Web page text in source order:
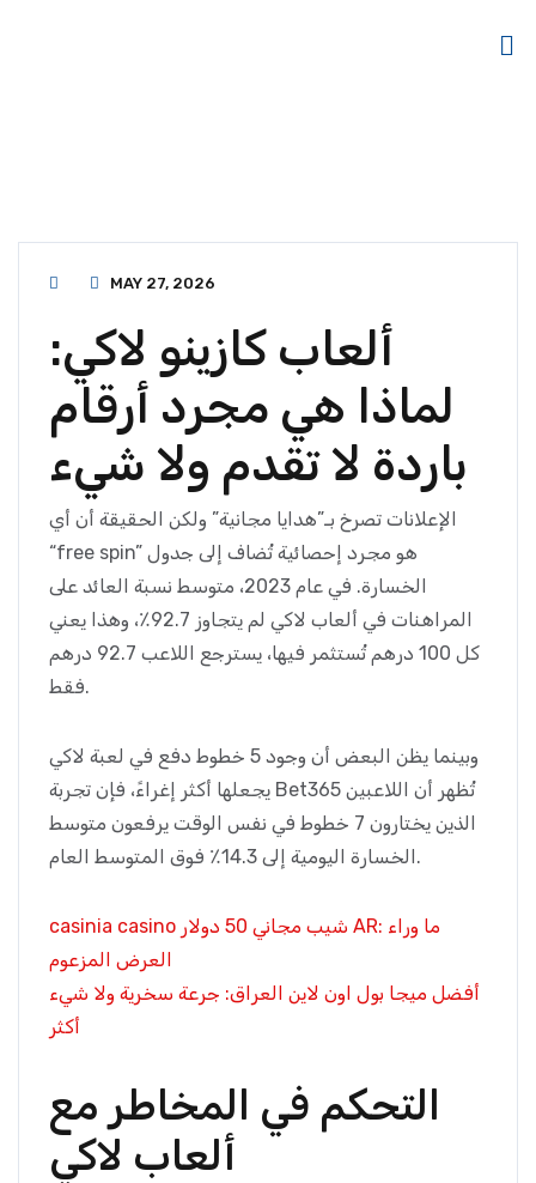
MAY 27, 2026
ألعاب كازينو لاكي:
لماذا هي مجرد أرقام
باردة لا تقدم ولا شيء
الإعلانات تصرخ بـ”هدايا مجانية” ولكن الحقيقة أن أي
“free spin” هو مجرد إحصائية تُضاف إلى جدول
الخسارة. في عام 2023، متوسط نسبة العائد على
المراهنات في ألعاب لاكي لم يتجاوز 92.7٪، وهذا يعني
كل 100 درهم تُستثمر فيها، يسترجع اللاعب 92.7 درهم
فقط.
وبينما يظن البعض أن وجود 5 خطوط دفع في لعبة لاكي
يجعلها أكثر إغراءً، فإن تجربة Bet365 تُظهر أن اللاعبين
الذين يختارون 7 خطوط في نفس الوقت يرفعون متوسط
الخسارة اليومية إلى 14.3٪ فوق المتوسط العام.
casinia casino شيب مجاني 50 دولار AR: ما وراء
العرض المزعوم
أفضل ميجا بول اون لاين العراق: جرعة سخرية ولا شيء
أكثر
التحكم في المخاطر مع
ألعاب لاكي